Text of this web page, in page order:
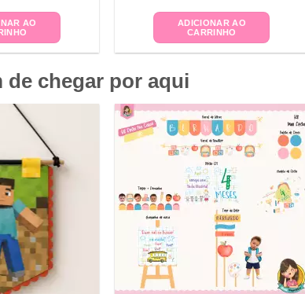
AO
ADICIONAR AO
CARRINHO
de chegar por aqui